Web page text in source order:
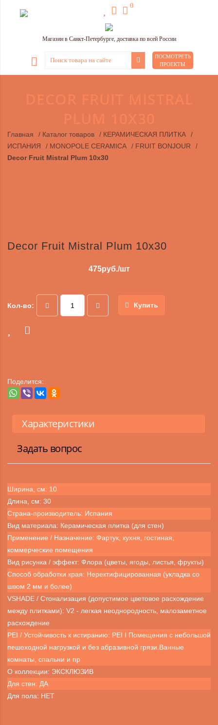
0
Магазин в Санкт-Петербурге, доставка по всей России
ПОСМОТРЕТЬ
ПРОЕКТЫ
Главная / Каталог товаров / КЕРАМИЧЕСКАЯ ПЛИТКА
/
ИСПАНИЯ
/ MONOPOLE CERAMICA / FRUIT BONJOUR
/
Decor Fruit Mistral Plum 10x30
Decor Fruit Mistral Plum 10x30
475руб./шт
Кол-во: Купить
Поделится:
Характеристики
Задать вопрос
Ширина, см: 10
Длина, см: 30
Страна-производитель: Испания
Вид материала: Керамическая плитка (для стен)
Применение / Назначение: Фартук, кухня, гостиная,
коммерческие помещения
Вид рисунка / эффект: Флора (цветы, ягоды, листья, фрукты)
Способ обработки края: Неректифицированная (укладка со
швом 2 мм и более)
VSHADE / Стонализация (допустимое цветовое расхождение
между плитками): V2 - легкая неоднородность, малозаметное
расхождение
PEI / Устойчивость к истиранию: PEI I Помещения с небольшой
пешеходной нагрузкой и без абразивной грязи.Ванные
комнаты, спальни и пр
О коллекции: ЭКСКЛЮЗИВ
Для стен: ДА
Для пола: НЕТ